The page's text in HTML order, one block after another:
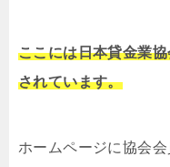
ここには日本貸金業
されています。
ホームページに協会